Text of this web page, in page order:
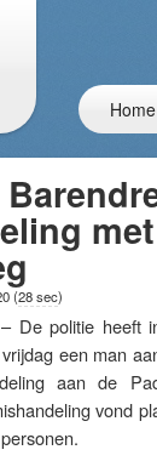
Home
(28 sec)
De politie heeft
een man
aan de
vond